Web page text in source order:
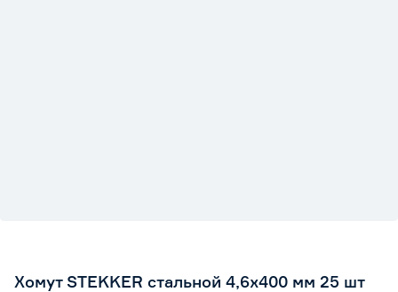
Хомут STEKKER стальной 4,6х400 мм 25 шт